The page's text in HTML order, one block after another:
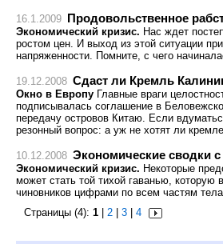
16.1.2009 Продовольственное
Экономический кризис. Нас ждет
ростом цен. И выход из этой ситуации
напряженности. Помните, с чего
19.12.2008 Cдаcт ли Кремль
Окно в Европу Главные враги
подписывалась соглашение в
передачу островов Китаю. Если
резонный вопрос: а уж не хотят ли
10.12.2008 Экономические сводки
Экономический кризис. Некоторые
может стать той тихой гаванью, которую
чиновников цифрами по всем частям
Страницы (4): 1 2 3 4